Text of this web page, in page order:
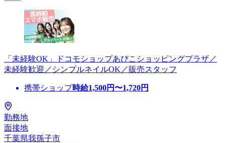
「未経験OK」ドコモショップあびこショッピングプラザ／
未経験歓迎／シンプルネイルOK／販売スタッフ
携帯ショップ時給1,500円〜1,720円
勤務地
面接地
千葉県我孫子市